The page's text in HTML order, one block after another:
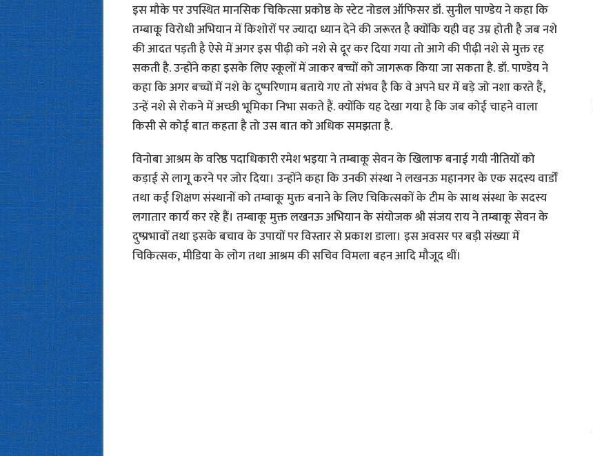
इस मौके पर उपस्थित मानसिक चिकित्सा प्रकोष्ठ के स्टेट नोडल ऑफिसर डॉ. सुनील पाण्डेय ने कहा कि
तम्बाकू विरोधी अभियान में किशोरों पर ज्यादा ध्यान देने की जरूरत है क्योंकि यही वह उम्र होती है जब नशे
की आदत पड़ती है ऐसे में अगर इस पीढ़ी को नशे से दूर कर दिया गया तो आगे की पीढ़ी नशे से मुक्त रह
सकती है. उन्होंने कहा इसके लिए स्कूलों में जाकर बच्चों को जागरूक किया जा सकता है. डॉ. पाण्डेय ने
कहा कि अगर बच्चों में नशे के दुष्परिणाम बताये गए तो संभव है कि वे अपने घर में बड़े जो नशा करते हैं,
उन्हें नशे से रोकने में अच्छी भूमिका निभा सकते हैं. क्योंकि यह देखा गया है कि जब कोई चाहने वाला
किसी से कोई बात कहता है तो उस बात को अधिक समझता है.
विनोबा आश्रम के वरिष्ठ पदाधिकारी रमेश भइया ने तम्बाकू सेवन के खिलाफ बनाई गयी नीतियों को
कड़ाई से लागू करने पर जोर दिया। उन्होंने कहा कि उनकी संस्था ने लखनऊ महानगर के एक सदस्य वार्डों
तथा कई शिक्षण संस्थानों को तम्बाकू मुक्त बनाने के लिए चिकित्सकों के टीम के साथ संस्था के सदस्य
लगातार कार्य कर रहे हैं। तम्बाकू मुक्त लखनऊ अभियान के संयोजक श्री संजय राय ने तम्बाकू सेवन के
दुष्प्रभावों तथा इसके बचाव के उपायों पर विस्तार से प्रकाश डाला। इस अवसर पर बड़ी संख्या में
चिकित्सक, मीडिया के लोग तथा आश्रम की सचिव विमला बहन आदि मौजूद थीं।